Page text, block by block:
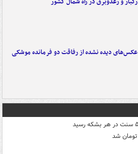
عکس‌های دیده نشده از رفاقت دو فرمانده‌ موشکی